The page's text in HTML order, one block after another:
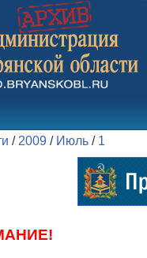
/ 2009 / Июль / 1